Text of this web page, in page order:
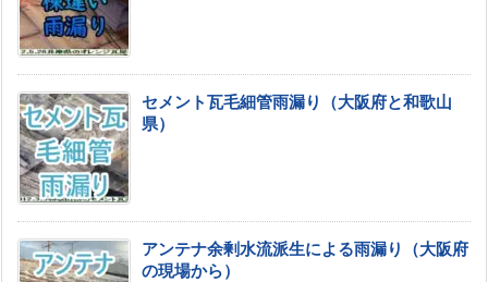
セメント瓦毛細管雨漏り（大阪府と和歌山
県）
アンテナ余剰水流派生による雨漏り（大阪府
の現場から）